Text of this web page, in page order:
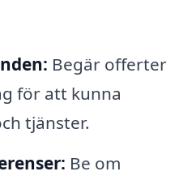
Begär offerter
för att kunna
tjänster.
Be om